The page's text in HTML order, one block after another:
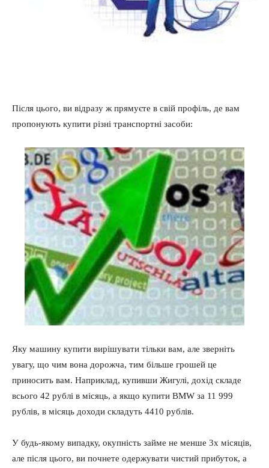
Після цього, ви відразу ж прямуєте в свій профіль, де вам
пропонують купити різні транспортні засоби:
Яку машину купити вирішувати тільки вам, але зверніть
увагу, що чим вона дорожча, тим більше грошей це
приносить вам. Наприклад, купивши Жигулі, дохід складе
всього 42 рублі в місяць, а якщо купити BMW за 11 999
рублів, в місяць доходи складуть 4410 рублів.
У будь-якому випадку, окупність займе не менше 3х місяців,
але після цього, ви почнете одержувати чистий прибуток, а